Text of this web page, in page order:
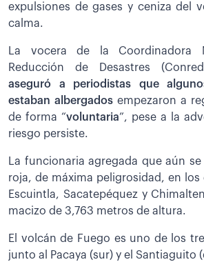
expulsiones de gases y ceniza del
calma.
La vocera de la Coordinadora
Reducción de Desastres
aseguró a periodistas que
estaban albergados empezaron a
de forma “voluntaria”, pese a la
riesgo persiste.
La funcionaria agregada que aún
roja, de máxima peligrosidad, en
Escuintla, Sacatepéquez y
macizo de 3,763 metros de altura.
El volcán de Fuego es uno de los
junto al Pacaya (sur) y el Santiaguito